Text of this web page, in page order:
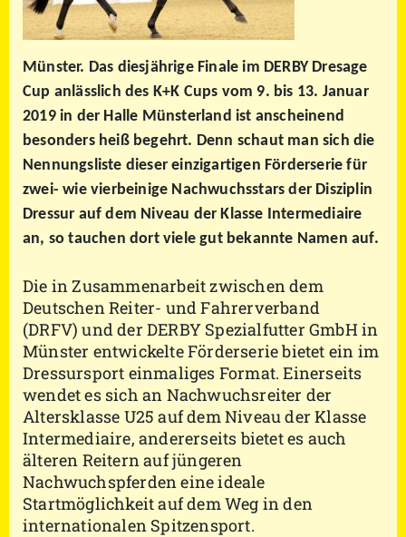
Münster. Das diesjährige Finale im DERBY Dresage
Cup anlässlich des K+K Cups vom 9. bis 13. Januar
2019 in der Halle Münsterland ist anscheinend
besonders heiß begehrt. Denn schaut man sich die
Nennungsliste dieser einzigartigen Förderserie für
zwei- wie vierbeinige Nachwuchsstars der Disziplin
Dressur auf dem Niveau der Klasse Intermediaire
an, so tauchen dort viele gut bekannte Namen auf.
Die in Zusammenarbeit zwischen dem
Deutschen Reiter- und Fahrerverband
(DRFV) und der DERBY Spezialfutter GmbH in
Münster entwickelte Förderserie bietet ein im
Dressursport einmaliges Format. Einerseits
wendet es sich an Nachwuchsreiter der
Altersklasse U25 auf dem Niveau der Klasse
Intermediaire, andererseits bietet es auch
älteren Reitern auf jüngeren
Nachwuchspferden eine ideale
Startmöglichkeit auf dem Weg in den
internationalen Spitzensport.